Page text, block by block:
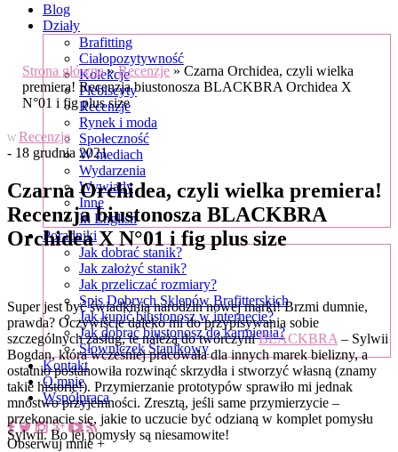
Blog
Działy
Brafitting
Ciałopozytywność
Kolekcje
Plebiscyty
Recenzje
Rynek i moda
Społeczność
W mediach
Wydarzenia
Wywiady
Inne
In English
Poradniki
Jak dobrać stanik?
Jak założyć stanik?
Jak przeliczać rozmiary?
Spis Dobrych Sklepów Brafitterskich
Jak kupić biustonosz w internecie?
Jak dobrać biustonosz do karmienia?
Słowniczek Stanikowy
Kontakt
O mnie
Współpraca
Obserwuj mnie +
Strona główna»Recenzje »Czarna Orchidea, czyli wielka
premiera! Recenzja biustonosza BLACKBRA Orchidea X
N°01 i fig plus size
W Recenzje
- 18 grudnia 2021
Czarna Orchidea, czyli wielka premiera!
Recenzja biustonosza BLACKBRA
Orchidea X N°01 i fig plus size
Super jest być świadkinią narodzin nowej marki! Brzmi dumnie,
prawda? Oczywiście daleko mi do przypisywania sobie
szczególnych zasług, te należą do twórczyniBLACKBRA – Sylwii
Bogdan, która wcześniej pracowała dla innych marek bielizny, a
ostatnio postanowiła rozwinąć skrzydła i stworzyć własną (znamy
takie historie!). Przymierzanie prototypów sprawiło mi jednak
mnóstwo przyjemności. Zresztą, jeśli same przymierzycie –
przekonacie się, jakie to uczucie być odzianą w komplet pomysłu
Sylwii. Bo jej pomysły są niesamowite!